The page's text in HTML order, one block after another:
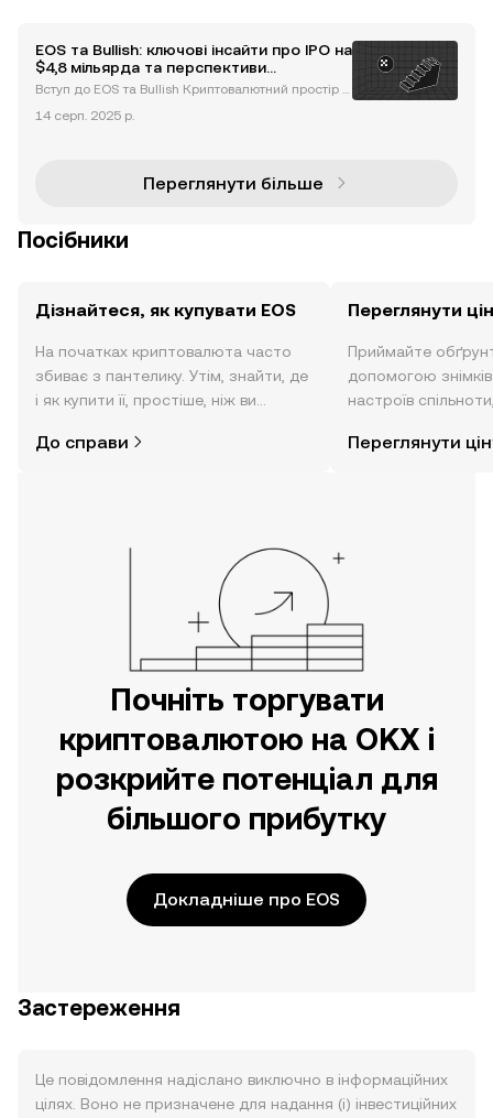
EOS та Bullish: ключові інсайти про IPO на
$4,8 мільярда та перспективи
майбутнього
Вступ до EOS та Bullish Криптовалютний простір п
анізації, які суттєво вплинули на ландшафт блокч
14 серп. 2025 р.
Переглянути більше
Посібники
Дізнайтеся, як купувати EOS
На початках криптовалюта часто
збиває з пантелику. Утім, знайти, де
і як купити її, простіше, ніж ви
за допомогою застосунку OKX для
До справи
Переглянути
Приймайте
допомогою знімків
настроїв
Переглянути
Почніть торгувати
криптовалютою на OKX і
розкрийте потенціал для
більшого прибутку
Докладніше про EOS
Застереження
Це повідомлення надіслано виключно в інформаційних
цілях. Воно не призначене для надання (i) інвестиційних